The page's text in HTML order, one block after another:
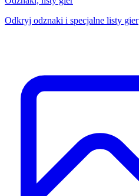
Odkryj odznaki i specjalne listy gier